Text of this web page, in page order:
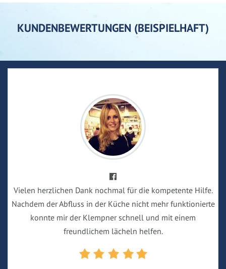
KUNDENBEWERTUNGEN (BEISPIELHAFT)
Vielen herzlichen Dank nochmal für die kompetente Hilfe.
Nachdem der Abfluss in der Küche nicht mehr funktionierte
konnte mir der Klempner schnell und mit einem
freundlichem lächeln helfen.